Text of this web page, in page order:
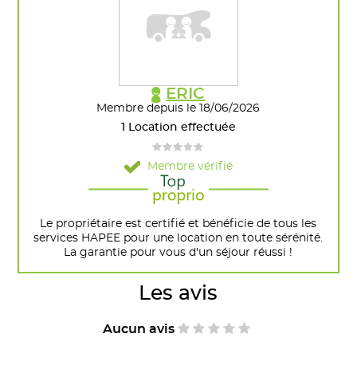
ERIC
Membre depuis le 18/06/2026
1 Location effectuée
Membre vérifié
Le propriétaire est certifié et bénéficie de tous les
services HAPEE pour une location en toute sérénité.
La garantie pour vous d'un séjour réussi !
Les avis
Aucun avis